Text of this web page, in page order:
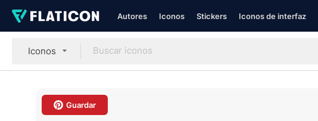
Autores Iconos Stickers Iconos de interfaz
Iconos
Guardar